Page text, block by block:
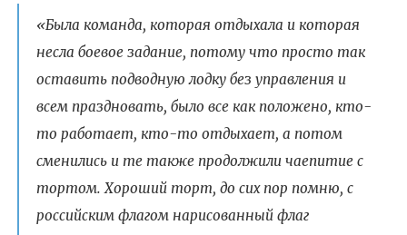
«Была команда, которая отдыхала и которая
несла боевое задание, потому что просто так
оставить подводную лодку без управления и
всем праздновать, было все как положено, кто-
то работает, кто-то отдыхает, а потом
сменились и те также продолжили чаепитие с
тортом. Хороший торт, до сих пор помню, с
российским флагом нарисованный флаг